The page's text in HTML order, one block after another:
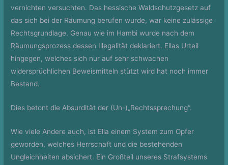
vernichten versuchten. Das hessische Waldschutzgesetz auf
das sich bei der Räumung berufen wurde, war keine zulässige
Rechtsgrundlage. Genau wie im Hambi wurde nach dem
Räumungsprozess dessen Illegalität deklariert. Ellas Urteil
hingegen, welches sich nur auf sehr schwachen
widersprüchlichen Beweismitteln stützt wird hat noch immer
Bestand.
Dies betont die Absurdität der (Un-)„Rechtssprechung“.
Wie viele Andere auch, ist Ella einem System zum Opfer
geworden, welches Herrschaft und die bestehenden
Ungleichheiten absichert. Ein Großteil unseres Strafsystems